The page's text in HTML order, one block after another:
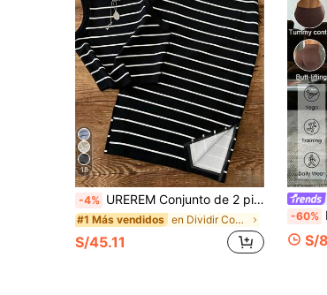
18
-4% UREREM Conjunto de 2 piezas de chaleco y falda de playa con rayas, color contrastante, casual elegante, acanalado con abertura, negro, verano, estilo vacaciones, ropa de resort para mujer
#1 Más vendidos en Dividir Coords de mujer
S/45.11
-60%
S/